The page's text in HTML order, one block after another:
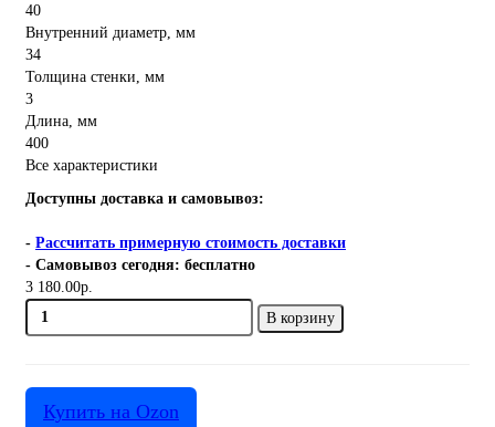
40
Внутренний диаметр, мм
34
Толщина стенки, мм
3
Длина, мм
400
Все характеристики
Доступны доставка и самовывоз:
- Рассчитать примерную стоимость доставки
- Самовывоз сегодня: бесплатно
3 180.00р.
В корзину
Купить на Ozon